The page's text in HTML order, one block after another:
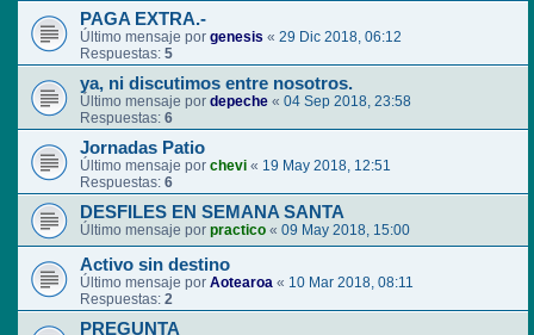
PAGA EXTRA.-
Último mensaje por genesis « 29 Dic 2018, 06:12
Respuestas: 5
ya, ni discutimos entre nosotros.
Último mensaje por depeche « 04 Sep 2018, 23:58
Respuestas: 6
Jornadas Patio
Último mensaje por chevi « 19 May 2018, 12:51
Respuestas: 6
DESFILES EN SEMANA SANTA
Último mensaje por practico « 09 May 2018, 15:00
Activo sin destino
Último mensaje por Aotearoa « 10 Mar 2018, 08:11
Respuestas: 2
PREGUNTA